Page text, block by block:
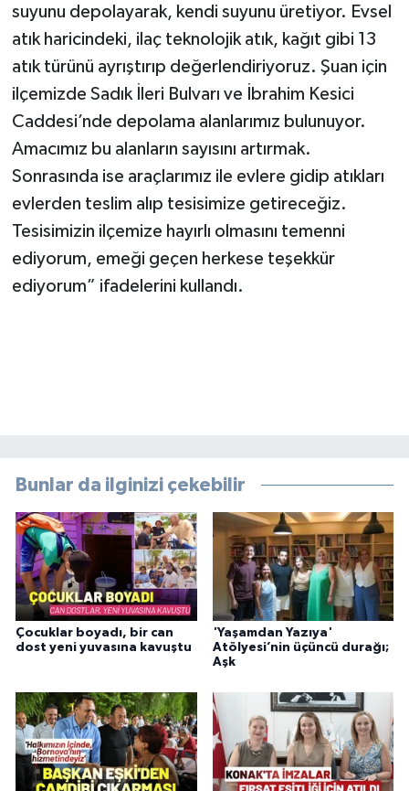
suyunu depolayarak, kendi suyunu üretiyor. Evsel
atık haricindeki, ilaç teknolojik atık, kağıt gibi 13
atık türünü ayrıştırıp değerlendiriyoruz. Şuan için
ilçemizde Sadık İleri Bulvarı ve İbrahim Kesici
Caddesi’nde depolama alanlarımız bulunuyor.
Amacımız bu alanların sayısını artırmak.
Sonrasında ise araçlarımız ile evlere gidip atıkları
evlerden teslim alıp tesisimize getireceğiz.
Tesisimizin ilçemize hayırlı olmasını temenni
ediyorum, emeği geçen herkese teşekkür
ediyorum” ifadelerini kullandı.
Bunlar da ilginizi çekebilir
Çocuklar boyadı, bir can
dost yeni yuvasına kavuştu
'Yaşamdan Yazıya'
Atölyesi’nin üçüncü durağı;
Aşk